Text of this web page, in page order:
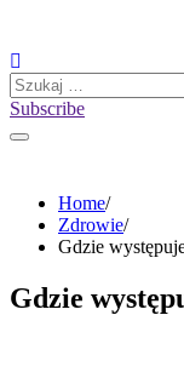
content
Szukaj:
Subscribe
Home
Zdrowie
Gdzie
Gdzie